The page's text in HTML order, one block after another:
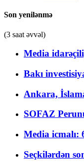
Son yenilənmə
(3 saat əvvəl)
Media
Bakı
Ankara,
SOFAZ
Media icmalı:
Seçkilərdən